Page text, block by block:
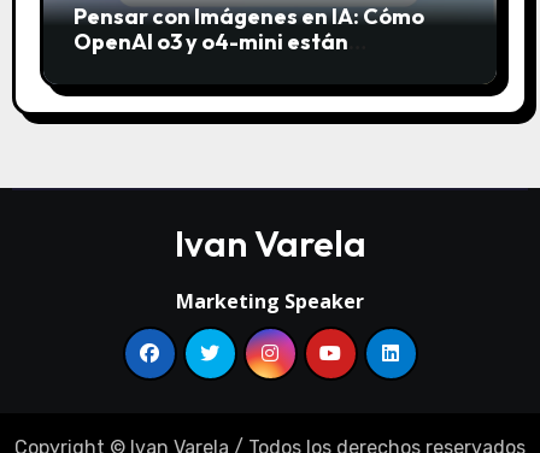
Pensar con Imágenes en IA: Cómo
OpenAI o3 y o4-mini están
Ivan Varela
Marketing Speaker
Copyright © Ivan Varela / Todos los derechos reservados